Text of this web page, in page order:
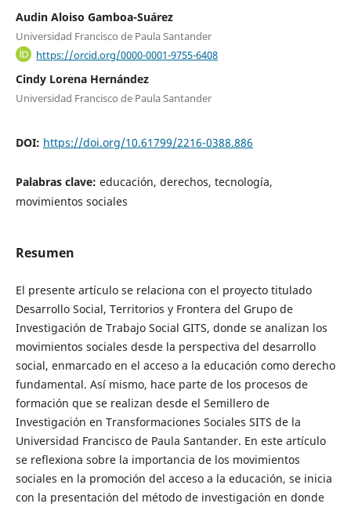
Audin Aloiso Gamboa-Suárez
Universidad Francisco de Paula Santander
https://orcid.org/0000-0001-9755-6408
Cindy Lorena Hernández
Universidad Francisco de Paula Santander
DOI: https://doi.org/10.61799/2216-0388.886
Palabras clave: educación, derechos, tecnología,
movimientos sociales
Resumen
El presente artículo se relaciona con el proyecto titulado
Desarrollo Social, Territorios y Frontera del Grupo de
Investigación de Trabajo Social GITS, donde se analizan los
movimientos sociales desde la perspectiva del desarrollo
social, enmarcado en el acceso a la educación como derecho
fundamental. Así mismo, hace parte de los procesos de
formación que se realizan desde el Semillero de
Investigación en Transformaciones Sociales SITS de la
Universidad Francisco de Paula Santander. En este artículo
se reflexiona sobre la importancia de los movimientos
sociales en la promoción del acceso a la educación, se inicia
con la presentación del método de investigación en donde